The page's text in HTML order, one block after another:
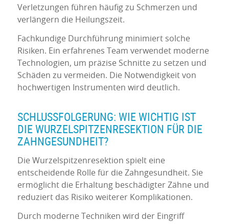
Verletzungen führen häufig zu Schmerzen und
verlängern die Heilungszeit.
Fachkundige Durchführung minimiert solche
Risiken. Ein erfahrenes Team verwendet moderne
Technologien, um präzise Schnitte zu setzen und
Schäden zu vermeiden. Die Notwendigkeit von
hochwertigen Instrumenten wird deutlich.
SCHLUSSFOLGERUNG: WIE WICHTIG IST
DIE WURZELSPITZENRESEKTION FÜR DIE
ZAHNGESUNDHEIT?
Die Wurzelspitzenresektion spielt eine
entscheidende Rolle für die Zahngesundheit. Sie
ermöglicht die Erhaltung beschädigter Zähne und
reduziert das Risiko weiterer Komplikationen.
Durch moderne Techniken wird der Eingriff